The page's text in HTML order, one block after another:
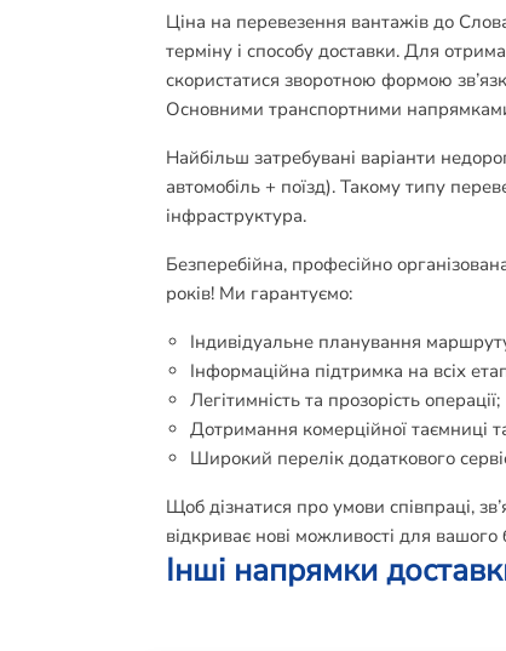
Ціна на перевезення вантажів до
терміну і способу доставки. Для
скористатися зворотною формою
Основними транспортними
Найбільш затребувані варіанти
автомобіль + поїзд). Такому типу
інфраструктура.
Безперебійна, професійно
років! Ми гарантуємо:
Індивідуальне планування
Інформаційна підтримка на всіх
Легітимність та прозорість операції;
Дотримання комерційної таємниці
Широкий перелік додаткового
Щоб дізнатися про умови співпраці,
відкриває нові можливості для вашого
Інші напрямки